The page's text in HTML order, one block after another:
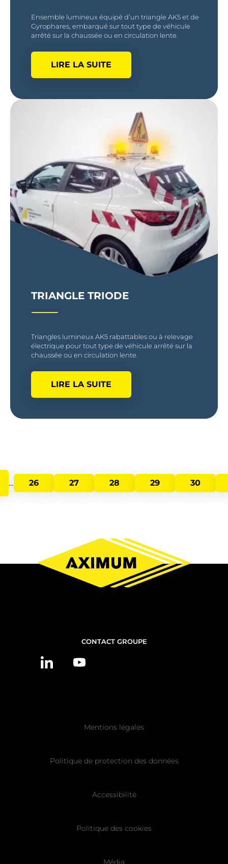
Ensemble lumineux équipé d’un triangle AK5 et de
Gyrophares, embarqué sur tout type de véhicule
arrêté sur la chaussée ou en circulation lente.
LIRE LA SUITE
TRIANGLE TRIODE
Triangles lumineux AK5 rabattables ou à relevage
électrique pour tout type de véhicule arrêté sur la
chaussée ou en circulation lente.
LIRE LA SUITE
Pagination
… PAGE
26 PAGE
27 PAGE
28 PAGE
29 PAGE
30
CONTACT GROUPE
Mentions légales
Politique de protection des données
Accessibilité
Politique des cookies
Média